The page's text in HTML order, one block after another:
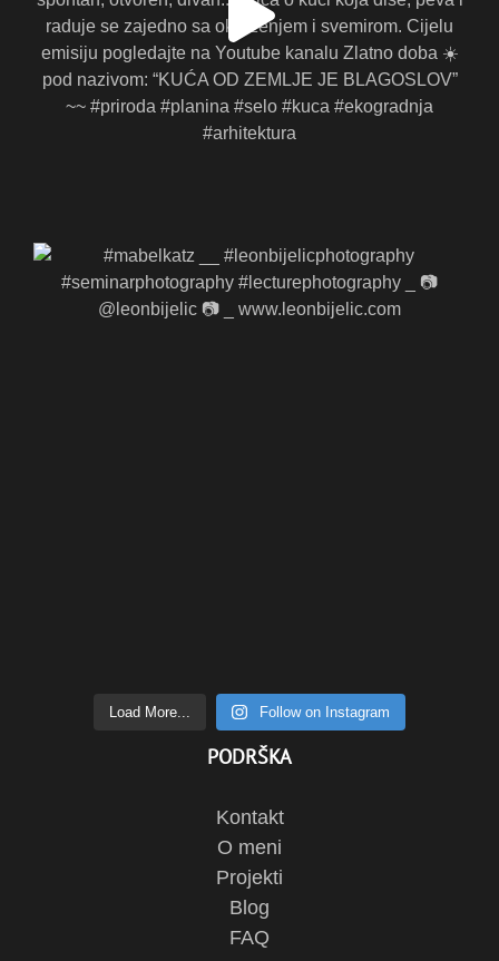
Load More... Follow on Instagram
PODRŠKA
Kontakt
O meni
Projekti
Blog
FAQ